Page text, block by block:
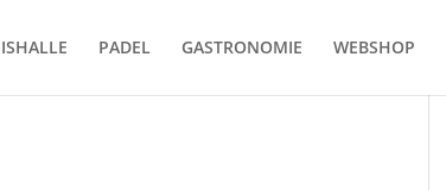
PADEL GASTRONOMIE WEBSHOP